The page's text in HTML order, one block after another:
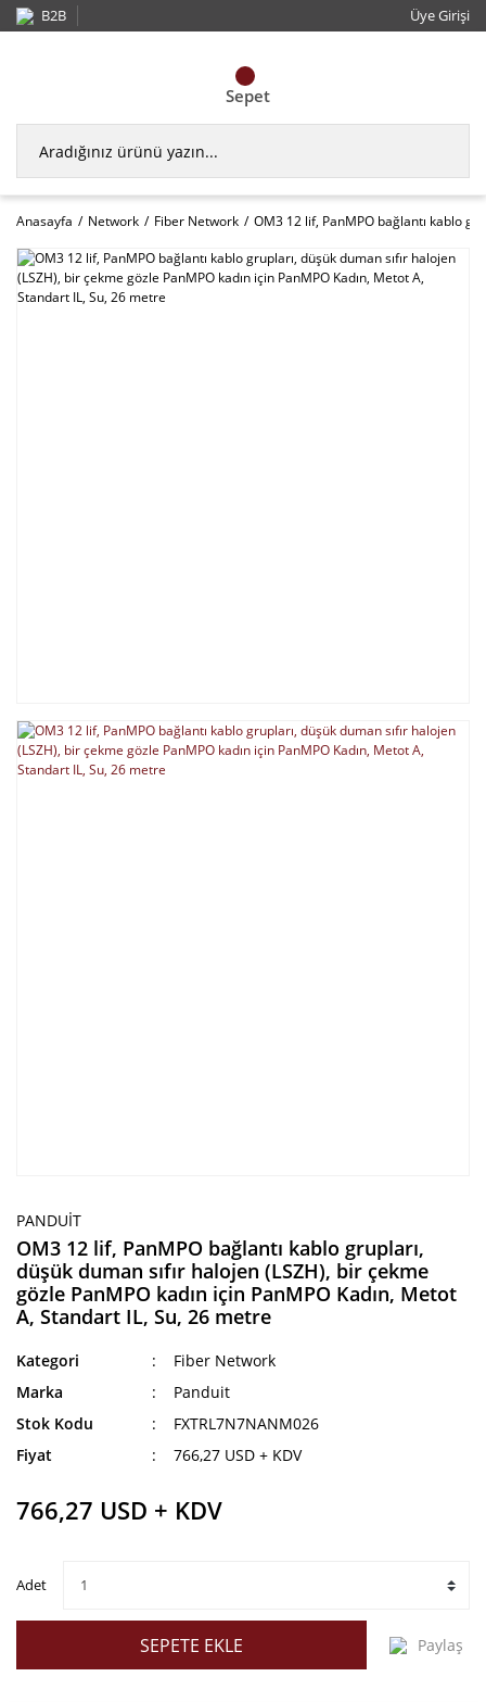
B2B Üye Girişi
Sepet
Anasayfa Network Fiber Network OM3 12 lif, PanMPO bağlantı kablo
PANDUIT
OM3 12 lif, PanMPO bağlantı kablo grupları,
düşük duman sıfır halojen (LSZH), bir çekme
gözle PanMPO kadın için PanMPO Kadın, Metot
A, Standart IL, Su, 26 metre
Kategori
Fiber Network
Marka
Panduit
Stok Kodu
FXTRL7N7NANM026
Fiyat
766,27 USD + KDV
766,27 USD + KDV
Adet
SEPETE EKLE Paylaş